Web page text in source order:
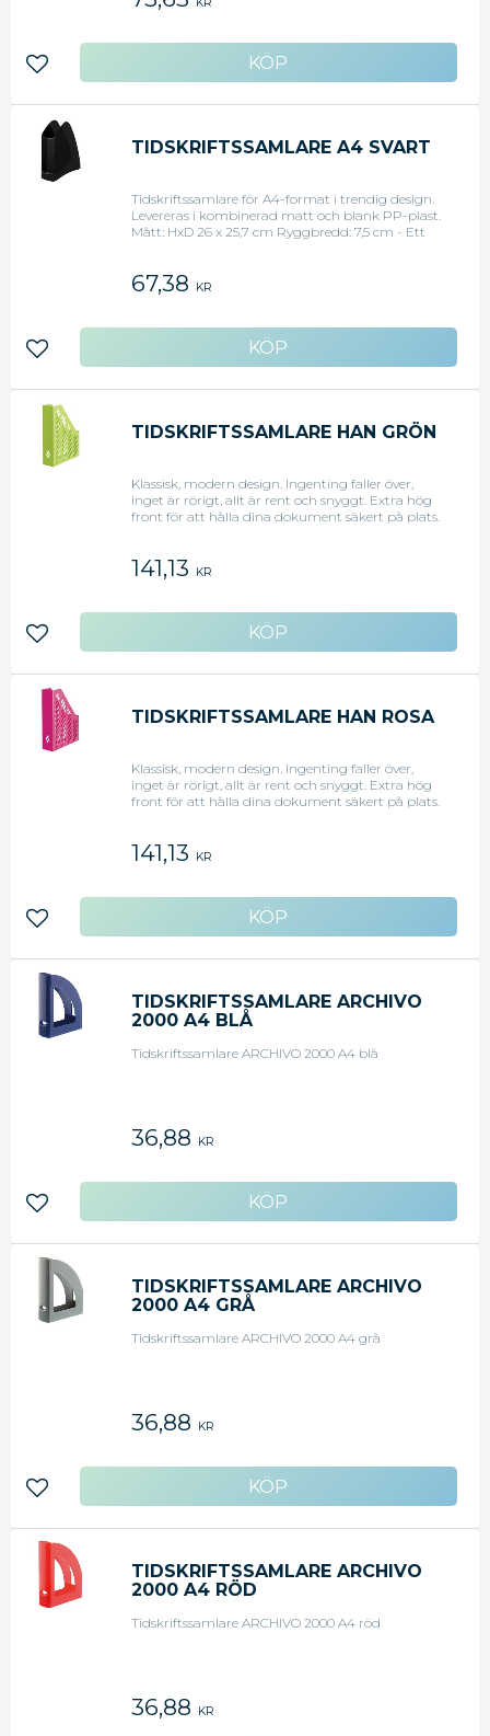
Lägg till i favoriter
TIDSKRIFTSSAMLARE A4 SVART
Tidskriftssamlare för A4-format i trendig design.
Levereras i kombinerad matt och blank PP-plast.
Mått: HxD 26 x 25,7 cm Ryggbredd: 7,5 cm - Ett
matt och blank plast
67,38 KR
Lägg till i favoriter
TIDSKRIFTSSAMLARE HAN GRÖN
Klassisk, modern design. Ingenting faller över,
inget är rörigt, allt är rent och snyggt. Extra hög
front för att hålla dina dokument säkert på plats.
för ryggmärkesetikett. - Yttre mått (B x D x H): 76
x 246 x 315 mm. - Fram: 148 mm - Material:
141,13 KR
Lägg till i favoriter
TIDSKRIFTSSAMLARE HAN ROSA
Klassisk, modern design. Ingenting faller över,
inget är rörigt, allt är rent och snyggt. Extra hög
front för att hålla dina dokument säkert på plats.
för ryggmärkesetikett. - Yttre mått (B x D x H): 76
x 246 x 315 mm. - Fram: 148 mm - Material:
141,13 KR
Lägg till i favoriter
TIDSKRIFTSSAMLARE ARCHIVO
2000 A4 BLÅ
Tidskriftssamlare ARCHIVO 2000 A4 blå
36,88 KR
Lägg till i favoriter
TIDSKRIFTSSAMLARE ARCHIVO
2000 A4 GRÅ
Tidskriftssamlare ARCHIVO 2000 A4 grå
36,88 KR
Lägg till i favoriter
TIDSKRIFTSSAMLARE ARCHIVO
2000 A4 RÖD
Tidskriftssamlare ARCHIVO 2000 A4 röd
36,88 KR